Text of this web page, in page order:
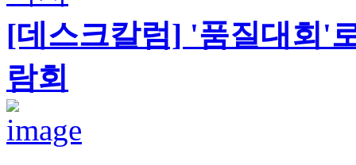
[데스크칼럼] '품질대회'
람회